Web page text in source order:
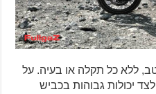
ללא כל תקלה או בעיה. על
יכולות גבוהות בכביש